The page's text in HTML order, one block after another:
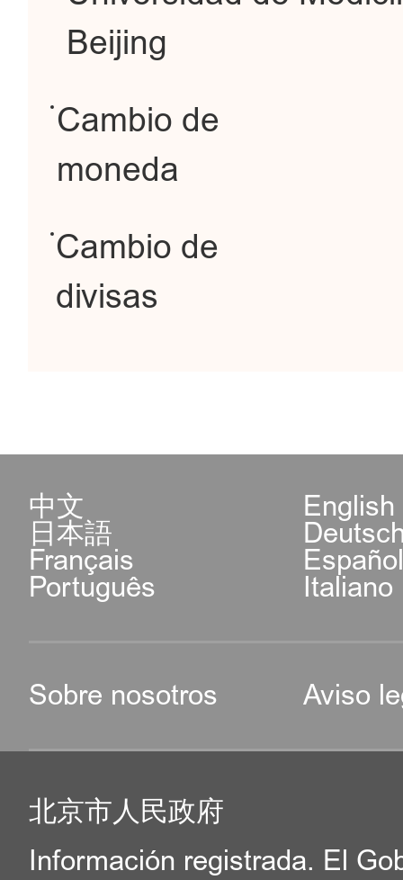
Beijing
Cambio de
moneda
Cambio de
divisas
中文 English
日本語
Français
Português Italiano
Sobre nosotros Aviso
北京市人民政府
Información registrada. El